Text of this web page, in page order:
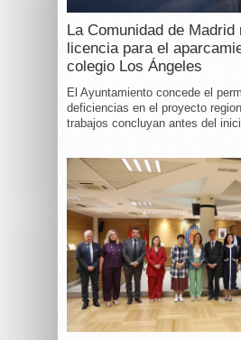
La Comunidad de Madrid
licencia para el
colegio Los Ángeles
El Ayuntamiento concede el
deficiencias en el proyecto
trabajos concluyan antes del